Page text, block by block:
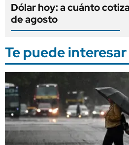
Dólar hoy: a cuánto
de agosto
Te puede interesar